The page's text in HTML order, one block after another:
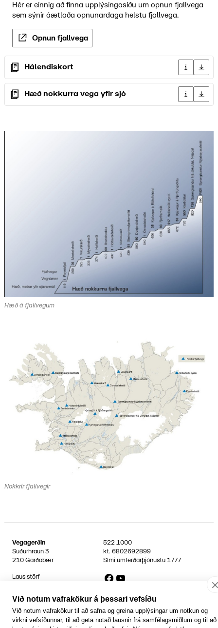
Hér er einnig að finna upplýsingasíðu um opnun fjallvega
sem sýnir áætlaða opnunardaga helstu fjallvega.
Opnun fjallvega
Hálendiskort Upplýsingar
Sækja
Hæð nokkurra vega yfir sjó Upplýsingar
Sækja
Hæð á fjallvegum
Nokkrir fjallvegir
Vegagerðin
Suðurhraun 3
210 Garðabær
522 1000
kt.6802692899
Sími umferðarþjónustu1777
Laus störf
Hafa samband
Rafrænir reikningar
FacebookYouTube
Jafnlaunavottun
Græn Skref
Við notum vafrakökur á þessari vefsíðu
Við notum vafrakökur til að safna og greina upplýsingar um notkun og
virkni vefsíðunnar, til að geta notað lausnir frá samfélagsmiðlum og til að